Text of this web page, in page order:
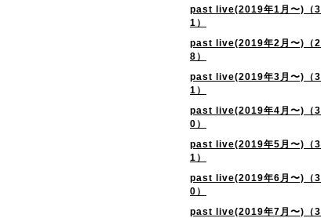
past live(2019年1月〜)（3
1）
past live(2019年2月〜)（2
8）
past live(2019年3月〜)（3
1）
past live(2019年4月〜)（3
0）
past live(2019年5月〜)（3
1）
past live(2019年6月〜)（3
0）
past live(2019年7月〜)（3